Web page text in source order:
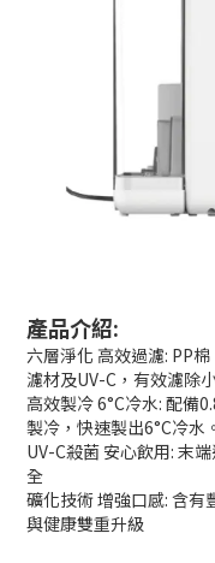
產品介紹:
六層淨化 高效過濾: PP
濾材及UV-C，有效濾除
高效製冷 6°C冷水: 配備
製冷，快速製出6°C冷
UV-C殺菌 安心飲用: 末
全
礦化技術 增強口感: 含
與健康雙重升級